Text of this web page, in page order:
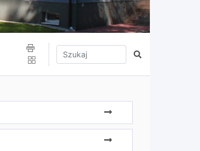
Wpisz tekst do wyszukania
Szukaj